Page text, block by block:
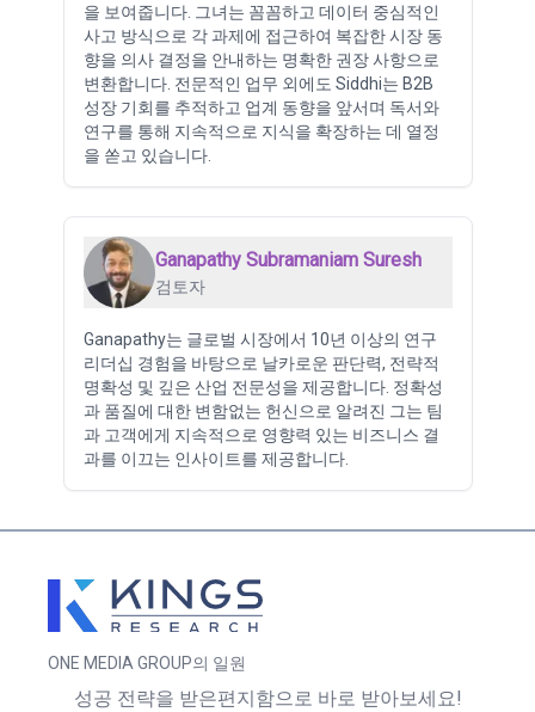
을 보여줍니다. 그녀는 꼼꼼하고 데이터 중심적인
사고 방식으로 각 과제에 접근하여 복잡한 시장 동
향을 의사 결정을 안내하는 명확한 권장 사항으로
변환합니다. 전문적인 업무 외에도 Siddhi는 B2B
성장 기회를 추적하고 업계 동향을 앞서며 독서와
연구를 통해 지속적으로 지식을 확장하는 데 열정
을 쏟고 있습니다.
Ganapathy Subramaniam Suresh
검토자
Ganapathy는 글로벌 시장에서 10년 이상의 연구
리더십 경험을 바탕으로 날카로운 판단력, 전략적
명확성 및 깊은 산업 전문성을 제공합니다. 정확성
과 품질에 대한 변함없는 헌신으로 알려진 그는 팀
과 고객에게 지속적으로 영향력 있는 비즈니스 결
과를 이끄는 인사이트를 제공합니다.
ONE MEDIA GROUP의 일원
성공 전략을 받은편지함으로 바로 받아보세요!